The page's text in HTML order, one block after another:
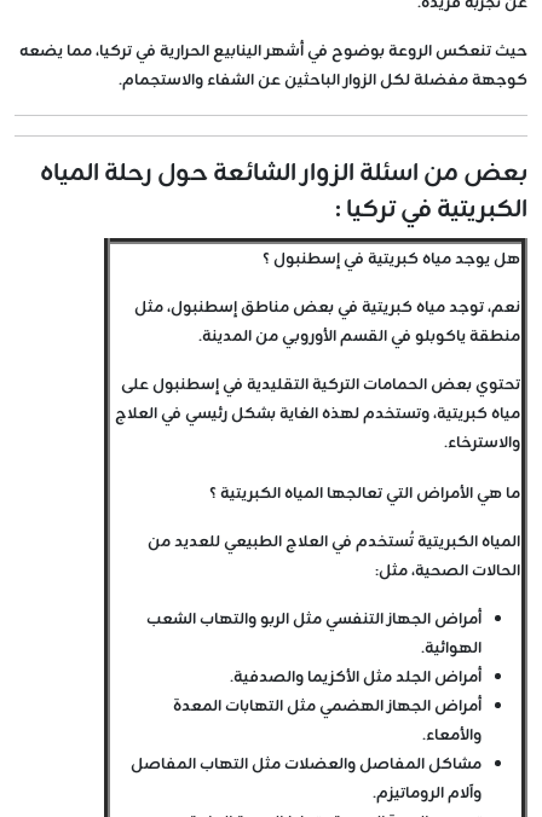
حيث تنعكس الروعة بوضوح في أشهر الينابيع الحرارية في تركيا، مما يضعه
كوجهة مفضلة لكل الزوار الباحثين عن الشفاء والاستجمام.
بعض من اسئلة الزوار الشائعة حول رحلة المياه
الكبريتية في تركيا :
هل يوجد مياه كبريتية في إسطنبول ؟
نعم، توجد مياه كبريتية في بعض مناطق إسطنبول، مثل
منطقة ياكوبلو في القسم الأوروبي من المدينة.
تحتوي بعض الحمامات التركية التقليدية في إسطنبول على
مياه كبريتية، وتستخدم لهذه الغاية بشكل رئيسي في العلاج
والاسترخاء.
ما هي الأمراض التي تعالجها المياه الكبريتية ؟
المياه الكبريتية تُستخدم في العلاج الطبيعي للعديد من
الحالات الصحية، مثل:
أمراض الجهاز التنفسي مثل الربو والتهاب الشعب
الهوائية.
أمراض الجلد مثل الأكزيما والصدفية.
أمراض الجهاز الهضمي مثل التهابات المعدة
والأمعاء.
مشاكل المفاصل والعضلات مثل التهاب المفاصل
وآلام الروماتيزم.